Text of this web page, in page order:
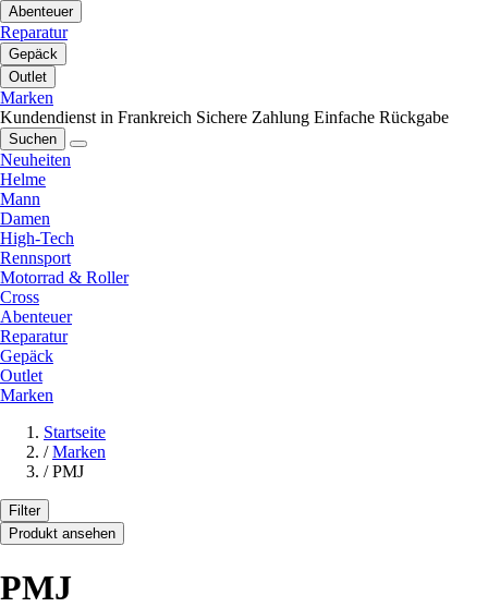
Abenteuer
Reparatur
Gepäck
Outlet
Marken
Kundendienst in Frankreich Sichere Zahlung Einfache Rückgabe
Suchen
Neuheiten
Helme
Mann
Damen
High-Tech
Rennsport
Motorrad & Roller
Cross
Abenteuer
Reparatur
Gepäck
Outlet
Marken
Startseite
/ Marken
/ PMJ
Filter
Produkt ansehen
PMJ